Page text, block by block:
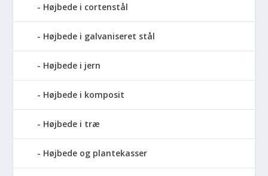
Højbede i cortenstål
Højbede i galvaniseret stål
Højbede i jern
Højbede i komposit
Højbede i træ
Højbede og plantekasser